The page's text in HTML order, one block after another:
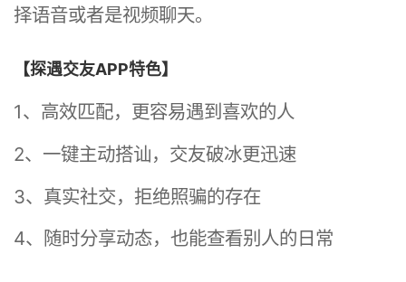
择语音或者是视频聊天。
【探遇交友APP特色】
1、高效匹配，更容易遇到喜欢的人
2、一键主动搭讪，交友破冰更迅速
3、真实社交，拒绝照骗的存在
4、随时分享动态，也能查看别人的日常